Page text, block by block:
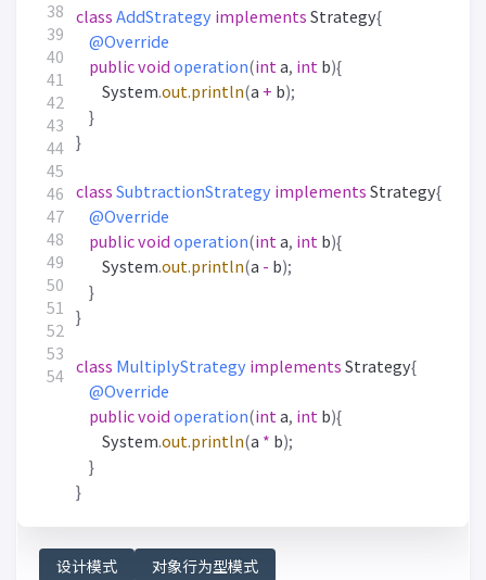
44
47
54
class AddStrategyimplements Strategy{
@Override
publicvoid operation(int a, int b){
System.out.println(a + b);
}
}
class SubtractionStrategyimplements Strategy{
@Override
publicvoid operation(int a, int b){
System.out.println(a - b);
}
}
class MultiplyStrategyimplements Strategy{
@Override
publicvoid operation(int a, int b){
System.out.println(a * b);
}
}
设计模式 对象行为型模式